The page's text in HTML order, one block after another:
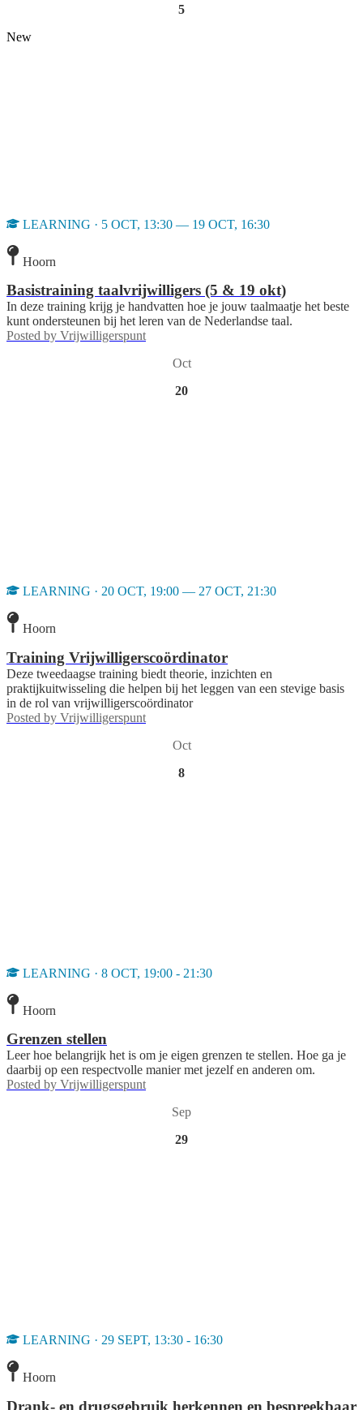
5
New
LEARNING · 5 OCT, 13:30 — 19 OCT, 16:30
Hoorn
Basistraining taalvrijwilligers (5 & 19 okt)
In deze training krijg je handvatten hoe je jouw taalmaatje het beste
kunt ondersteunen bij het leren van de Nederlandse taal.
Posted by Vrijwilligerspunt
Oct
20
LEARNING · 20 OCT, 19:00 — 27 OCT, 21:30
Hoorn
Training Vrijwilligerscoördinator
Deze tweedaagse training biedt theorie, inzichten en
praktijkuitwisseling die helpen bij het leggen van een stevige basis
in de rol van vrijwilligerscoördinator
Posted by Vrijwilligerspunt
Oct
8
LEARNING · 8 OCT, 19:00 - 21:30
Hoorn
Grenzen stellen
Leer hoe belangrijk het is om je eigen grenzen te stellen. Hoe ga je
daarbij op een respectvolle manier met jezelf en anderen om.
Posted by Vrijwilligerspunt
Sep
29
LEARNING · 29 SEPT, 13:30 - 16:30
Hoorn
Drank- en drugsgebruik herkennen en bespreekbaar